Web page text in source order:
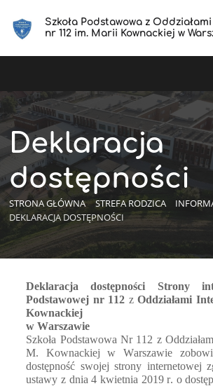
Szkoła Podstawowa z
nr 112 im. Marii Kownackiej w
Deklaracja
dostępności
STRONA GŁÓWNA STREFA RODZICA
DEKLARACJA DOSTĘPNOŚCI
Deklaracja
dostępności
Deklaracja dostępności Strony
Podstawowej nr 112 z Oddziałami
Kownackiej
w Warszawie
Szkoła Podstawowa Nr 112 z
M. Kownackiej
w Warszawie
dostępność swojej strony internetowej
ustawy z dnia 4 kwietnia 2019 r. o